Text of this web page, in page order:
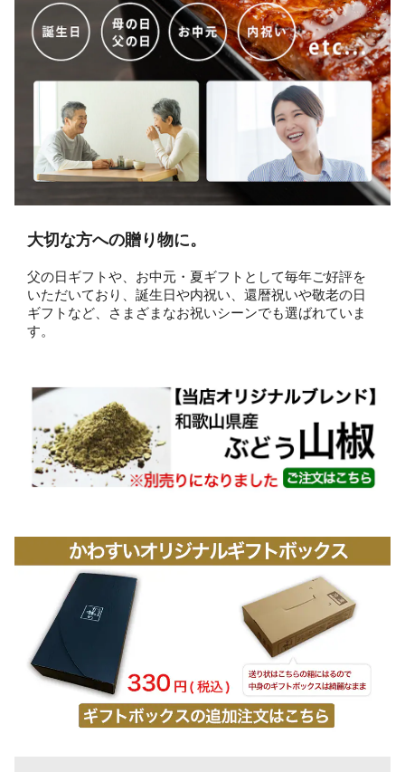
大切な方への贈り物に。
父の日ギフトや、お中元・夏ギフトとして毎年ご好評を
いただいており、誕生日や内祝い、還暦祝いや敬老の日
ギフトなど、さまざまなお祝いシーンでも選ばれていま
す。